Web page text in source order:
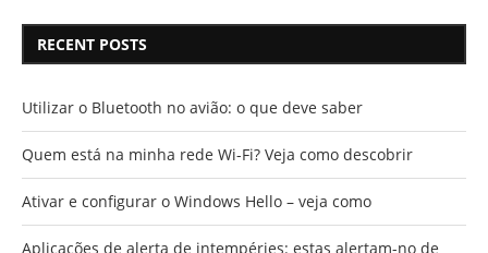
RECENT POSTS
Utilizar o Bluetooth no avião: o que deve saber
Quem está na minha rede Wi-Fi? Veja como descobrir
Ativar e configurar o Windows Hello – veja como
Aplicações de alerta de intempéries: estas alertam-no de